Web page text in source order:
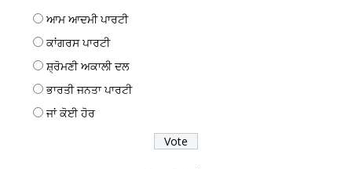
ਆਮ ਆਦਮੀ ਪਾਰਟੀ
ਕਾਂਗਰਸ ਪਾਰਟੀ
ਸ਼੍ਰੋਮਣੀ ਅਕਾਲੀ ਦਲ
ਭਾਰਤੀ ਜਨਤਾ ਪਾਰਟੀ
ਜਾਂ ਕੋਈ ਹੋਰ